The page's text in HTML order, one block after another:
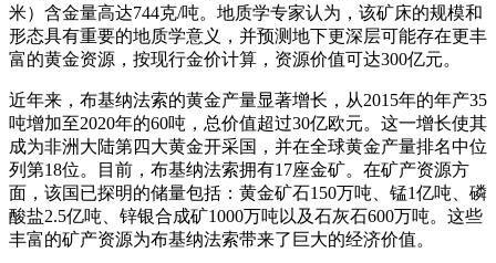
米）含金量高达744克/吨。地质学专家认为，该矿床的规模和
形态具有重要的地质学意义，并预测地下更深层可能存在更丰
富的黄金资源，按现行金价计算，资源价值可达300亿元。
近年来，布基纳法索的黄金产量显著增长，从2015年的年产35
吨增加至2020年的60吨，总价值超过30亿欧元。这一增长使其
成为非洲大陆第四大黄金开采国，并在全球黄金产量排名中位
列第18位。目前，布基纳法索拥有17座金矿。在矿产资源方
面，该国已探明的储量包括：黄金矿石150万吨、锰1亿吨、磷
酸盐2.5亿吨、锌银合成矿1000万吨以及石灰石600万吨。这些
丰富的矿产资源为布基纳法索带来了巨大的经济价值。